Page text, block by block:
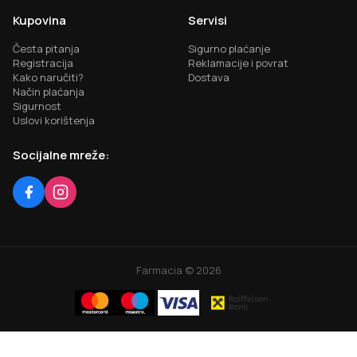
Kupovina
Česta pitanja
Registracija
Kako naručiti?
Način plaćanja
Sigurnost
Uslovi korištenja
Servisi
Sigurno plaćanje
Reklamacije i povrat
Dostava
Socijalne mreže:
Farmacia © 2026